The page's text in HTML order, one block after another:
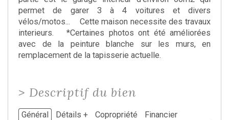
permet de garer 3 à 4 voitures et divers
vélos/motos... Cette maison necessite des travaux
interieurs. *Certaines photos ont été améliorées
avec de la peinture blanche sur les murs, en
remplacement de la tapisserie actuelle.
> Descriptif du bien
Général Détails + Copropriété
Financier